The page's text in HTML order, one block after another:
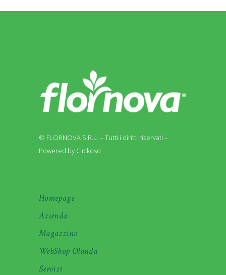
© FLORNOVA S.R.L. – Tutti i diritti riservati –
Powered by Clickoso
Homepage
Azienda
Magazzino
WebShop Olanda
Servizi